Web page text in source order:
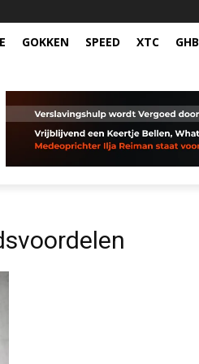
GOKKEN SPEED XTC GHB